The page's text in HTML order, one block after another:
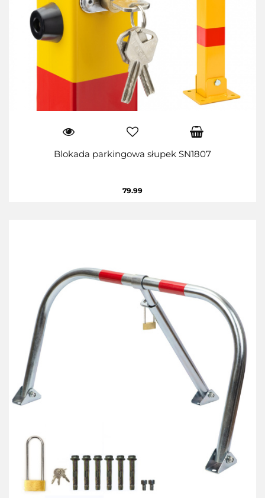
Blokada parkingowa słupek SN1807
79.99